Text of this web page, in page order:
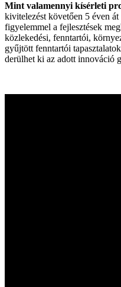
Mint valamennyi kísérleti
kivitelezést követően 5 éven
figyelemmel a fejlesztések
közlekedési, fenntartói,
gyűjtött fenntartói
derülhet ki az adott innováció